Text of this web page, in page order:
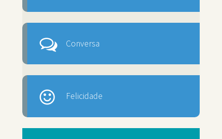
Conversa
Felicidade